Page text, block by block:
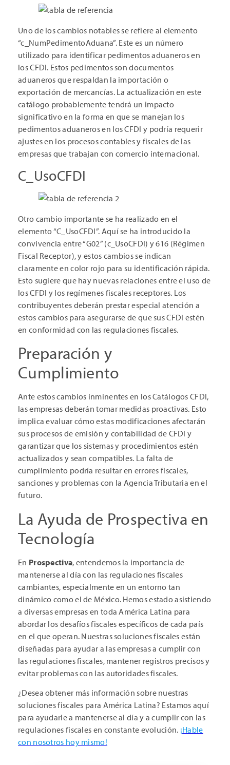
Uno de los cambios notables se refiere al elemento
“c_NumPedimentoAduana”. Este es un número
utilizado para identificar pedimentos aduaneros en
los CFDI. Estos pedimentos son documentos
aduaneros que respaldan la importación o
exportación de mercancías. La actualización en este
catálogo probablemente tendrá un impacto
significativo en la forma en que se manejan los
pedimentos aduaneros en los CFDI y podría requerir
ajustes en los procesos contables y fiscales de las
empresas que trabajan con comercio internacional.
C_UsoCFDI
Otro cambio importante se ha realizado en el
elemento “C_UsoCFDI”. Aquí se ha introducido la
convivencia entre “G02” (c_UsoCFDI) y 616 (Régimen
Fiscal Receptor), y estos cambios se indican
claramente en color rojo para su identificación rápida.
Esto sugiere que hay nuevas relaciones entre el uso de
los CFDI y los regímenes fiscales receptores. Los
contribuyentes deberán prestar especial atención a
estos cambios para asegurarse de que sus CFDI estén
en conformidad con las regulaciones fiscales.
Preparación y
Cumplimiento
Ante estos cambios inminentes en los Catálogos CFDI,
las empresas deberán tomar medidas proactivas. Esto
implica evaluar cómo estas modificaciones afectarán
sus procesos de emisión y contabilidad de CFDI y
garantizar que los sistemas y procedimientos estén
actualizados y sean compatibles. La falta de
cumplimiento podría resultar en errores fiscales,
sanciones y problemas con la Agencia Tributaria en el
futuro.
La Ayuda de Prospectiva en
Tecnología
En Prospectiva, entendemos la importancia de
mantenerse al día con las regulaciones fiscales
cambiantes, especialmente en un entorno tan
dinámico como el de México. Hemos estado asistiendo
a diversas empresas en toda América Latina para
abordar los desafíos fiscales específicos de cada país
en el que operan. Nuestras soluciones fiscales están
diseñadas para ayudar a las empresas a cumplir con
las regulaciones fiscales, mantener registros precisos y
evitar problemas con las autoridades fiscales.
¿Desea obtener más información sobre nuestras
soluciones fiscales para América Latina? Estamos aquí
para ayudarle a mantenerse al día y a cumplir con las
regulaciones fiscales en constante evolución. ¡Hable
con nosotros hoy mismo!